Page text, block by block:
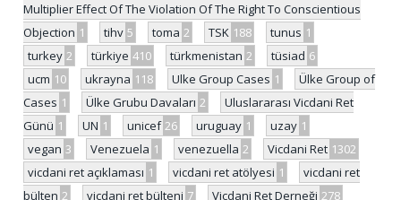
Multiplier Effect Of The Violation Of The Right To Conscientious
Objection 1 tihv 5 toma 2 TSK 188 tunus 1
turkey 2 türkiye 410 türkmenistan 2 tüsiad 6
ucm 10 ukrayna 118 Ulke Group Cases 1
Ülke Group of
Cases 1 Ülke Grubu Davaları 2
Uluslararası Vicdani Ret
Günü 1 UN 1 unicef 26 uruguay 1 uzay 1
vegan 3 Venezuela 1 venezuella 2 Vicdani Ret 1302
vicdani ret açıklaması 1 vicdani ret atölyesi 1
vicdani ret
bülten 2 vicdani ret bülteni 7 Vicdani Ret Derneği 278